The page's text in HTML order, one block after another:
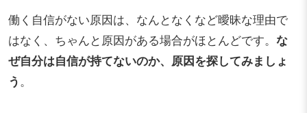
働く自信がない原因は、なんとなくなど曖昧な理由で
はなく、ちゃんと原因がある場合がほとんどです。 な
ぜ自分は自信が持てないのか、原因を探してみましょ
う 。